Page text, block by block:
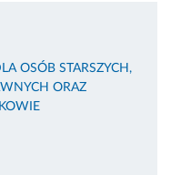
OSÓB STARSZYCH,
ORAZ